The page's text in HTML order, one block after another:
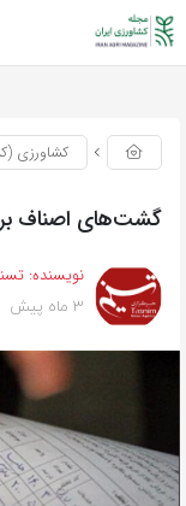
کشاورزی
گشت‌های اصناف
نویسنده:
3 ماه پیش